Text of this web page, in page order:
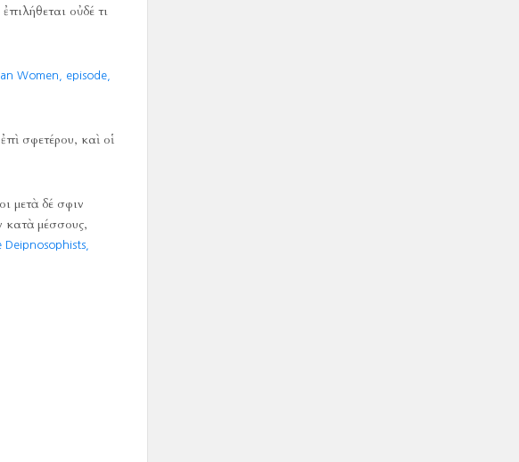
οὐδέ τι
Women, episode,
σφετέρου, καὶ οἱ
μετὰ δέ σφιν
κατὰ μέσσους,
Deipnosophists,